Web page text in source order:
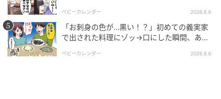
ベビーカレンダー
ベビーカレンダー 2026.8.6
「お刺身の色が…黒い！？」初めての義実家
で出された料理にゾッ→口にした瞬間、あ
ベビーカレンダー 2026.8.6